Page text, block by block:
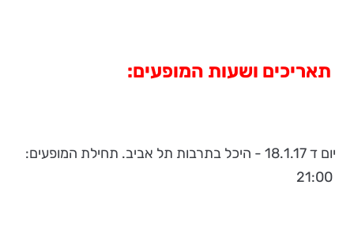
תאריכים ושעות המופעים:
יום ד 18.1.17 - היכל בתרבות תל אביב. תחילת המופעים: